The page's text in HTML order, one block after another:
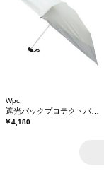
Wpc.
￥4,180